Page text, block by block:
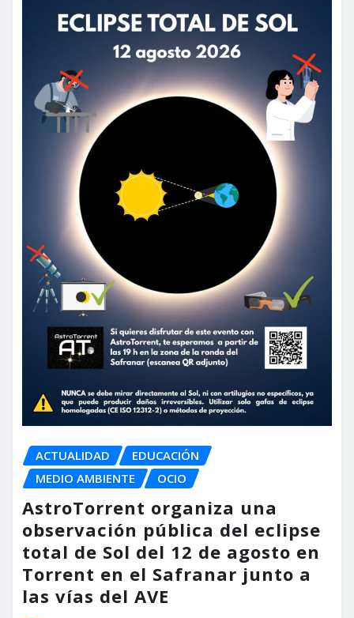
ACTUALIDAD
EDUCACIÓN
MEDIO AMBIENTE
OCIO
AstroTorrent organiza una
observación pública del eclipse
total de Sol del 12 de agosto en
Torrent en el Safranar junto a
las vías del AVE